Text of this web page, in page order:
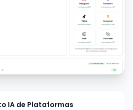
IA de Plataformas